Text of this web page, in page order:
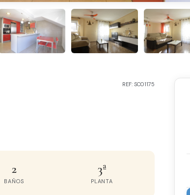
REF: SC01175
2
BAÑOS
3ª
PLANTA